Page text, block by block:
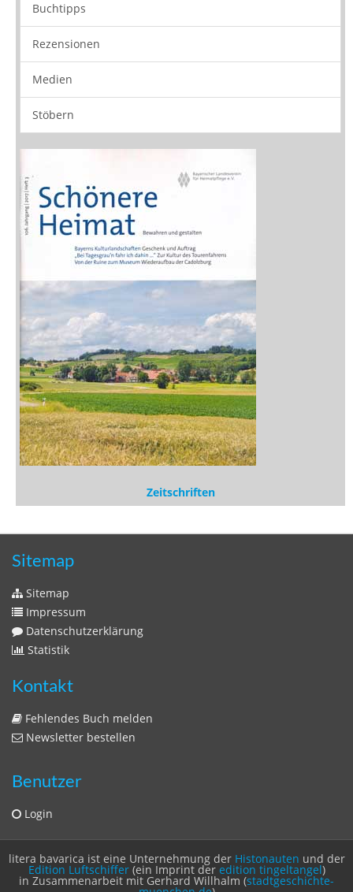
Buchtipps
Rezensionen
Medien
Stöbern
Zeitschriften
Sitemap
Sitemap
Impressum
Datenschutzerklärung
Statistik
Kontakt
Fehlendes Buch melden
Newsletter bestellen
Benutzer
Login
litera bavarica ist eine Unternehmung der Histonauten und der
Edition Luftschiffer(ein Imprint der edition tingeltangel)
in Zusammenarbeit mit Gerhard Willhalm (stadtgeschichte-